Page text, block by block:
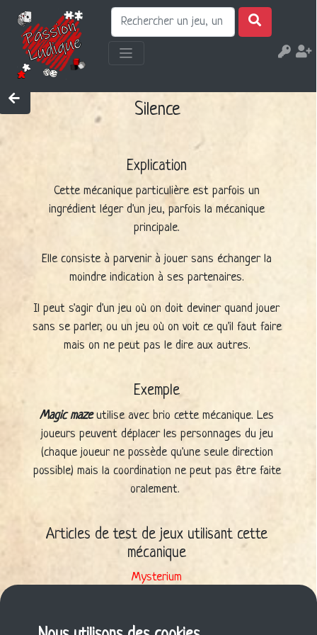
Silence
Explication
Cette mécanique particulière est parfois un
ingrédient léger d'un jeu, parfois la mécanique
principale.
Elle consiste à parvenir à jouer sans échanger la
moindre indication à ses partenaires.
Il peut s'agir d'un jeu où on doit deviner quand jouer
sans se parler, ou un jeu où on voit ce qu'il faut faire
mais on ne peut pas le dire aux autres.
Exemple
Magic mazeutilise avec brio cette mécanique. Les
joueurs peuvent déplacer les personnages du jeu
(chaque joueur ne possède qu'une seule direction
possible) mais la coordination ne peut pas être faite
oralement.
Articles de test de jeux utilisant cette
mécanique
Mysterium